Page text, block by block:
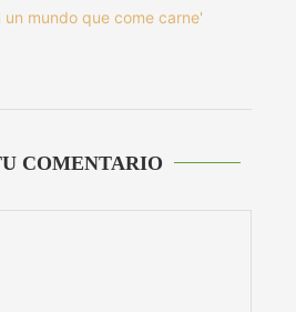
mundo que come carne'
COMENTARIO